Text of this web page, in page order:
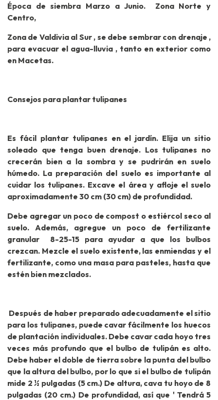
Época de siembra Marzo a Junio. Zona Norte y
Centro,
Zona de Valdivia al Sur , se debe sembrar con drenaje ,
para evacuar el agua-lluvia , tanto en exterior como
en Macetas.
Consejos para plantar tulipanes
Es fácil plantar tulipanes en el jardín. Elija un sitio
soleado que tenga buen drenaje. Los tulipanes no
crecerán bien a la sombra y se pudrirán en suelo
húmedo. La preparación del suelo es importante al
cuidar los tulipanes. Excave el área y afloje el suelo
aproximadamente 30 cm (30 cm) de profundidad.
Debe agregar un poco de compost o estiércol seco al
suelo. Además, agregue un poco de fertilizante
granular 8-25-15 para ayudar a que los bulbos
crezcan. Mezcle el suelo existente, las enmiendas y el
fertilizante, como una masa para pasteles, hasta que
estén bien mezclados.
Después de haber preparado adecuadamente el sitio
para los tulipanes, puede cavar fácilmente los huecos
de plantación individuales. Debe cavar cada hoyo tres
veces más profundo que el bulbo de tulipán es alto.
Debe haber el doble de tierra sobre la punta del bulbo
que la altura del bulbo, por lo que si el bulbo de tulipán
mide 2 ½ pulgadas (5 cm.) De altura, cava tu hoyo de 8
pulgadas (20 cm.) De profundidad, así que ' Tendrá 5